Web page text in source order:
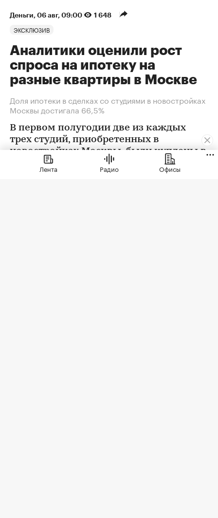
Деньги⁠, 06 авг, 09:00 1 648
ЭКСКЛЮЗИВ
Аналитики оценили рост
спроса на ипотеку на
разные квартиры в Москве
Доля ипотеки в сделках со студиями в новостройках
Москвы достигала 66,5%
В первом полугодии две из каждых
трех студий, приобретенных в
новостройках Москвы, были куплены в
ипотеку. В сегменте трешек ипотечных
сделок менее половины, а среди
Лента Радио Офисы